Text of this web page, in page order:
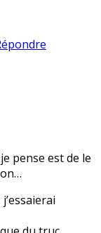
pense est de le